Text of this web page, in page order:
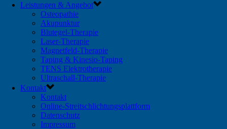
Leistungen & Angebot
Osteopathie
Akupunktur
Blutegel-Therapie
Laser-Therapie
Magnetfeld-Therapie
Taping & Kinesio-Taping
TENS Elektrotherapie
Ultraschall-Therapie
Kontakt
Kontakt
Online-Streitschlichtungsplattform
Datenschutz
Impressum